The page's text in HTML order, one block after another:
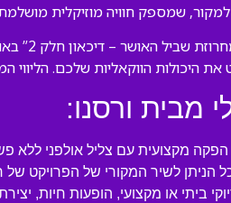
למקור, שמספק חוויה מוזיקלית
הצוות
היכולות הווקאליות שלכם.
מבית ורסנו:
מקצועית עם צליל אולפני ללא
הניתן לשיר המקורי של הפרויקט
ביתי או מקצועי, הופעות חיות,